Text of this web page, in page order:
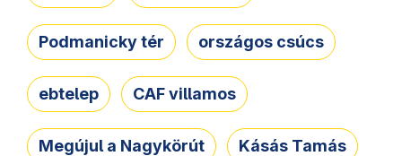
Podmanicky tér országos csúcs
ebtelep CAF villamos
Megújul a Nagykörút Kásás Tamás